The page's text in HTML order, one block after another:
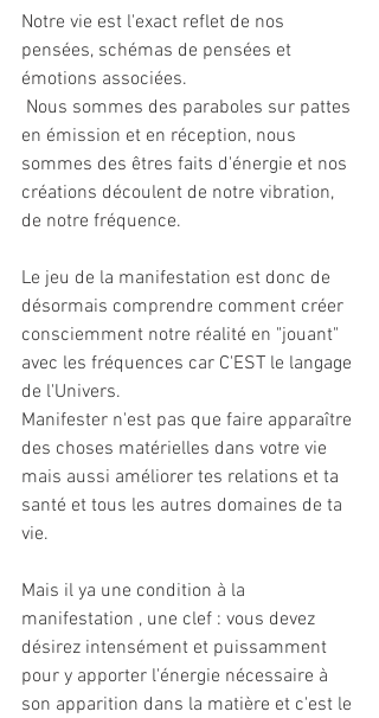
Notre vie est l'exact reflet de nos
pensées, schémas de pensées et
émotions associées.
en émission et en réception, nous
sommes des êtres faits d'énergie et nos
créations découlent de notre vibration,
de notre fréquence.
Le jeu de la manifestation est donc de
désormais comprendre comment créer
consciemment notre réalité en "jouant"
avec les fréquences car C'EST le langage
de l'Univers.
Manifester n'est pas que faire apparaître
des choses matérielles dans votre vie
mais aussi améliorer tes relations et ta
santé et tous les autres domaines de ta
vie.
Mais il ya une condition à la
manifestation , une clef : vous devez
désirez intensément et puissamment
pour y apporter l'énergie nécessaire à
son apparition dans la matière et c'est le